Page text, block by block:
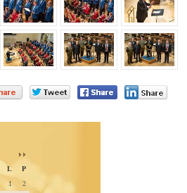
L
P
1
2